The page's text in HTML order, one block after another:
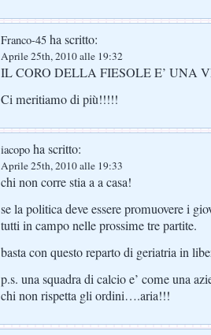
Franco-45 ha scritto:
Aprile 25th, 2010 alle 19:32
IL CORO DELLA FIESOLE E’ UNA
Ci meritiamo di più!!!!!
iacopo ha scritto:
Aprile 25th, 2010 alle 19:33
chi non corre stia a a casa!
se la politica deve essere promuovere i
tutti in campo nelle prossime tre partite.
basta con questo reparto di geriatria in
p.s. una squadra di calcio e’ come una
chi non rispetta gli ordini….aria!!!